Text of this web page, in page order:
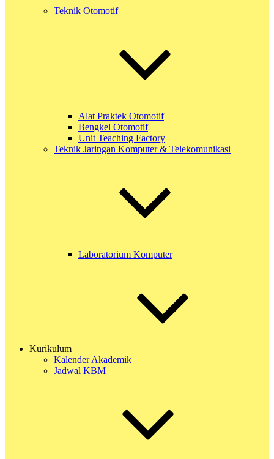
Teknik Otomotif
Alat Praktek Otomotif
Bengkel Otomotif
Unit Teaching Factory
Teknik Jaringan Komputer & Telekomunikasi
Laboratorium Komputer
Kurikulum
Kalender Akademik
Jadwal KBM